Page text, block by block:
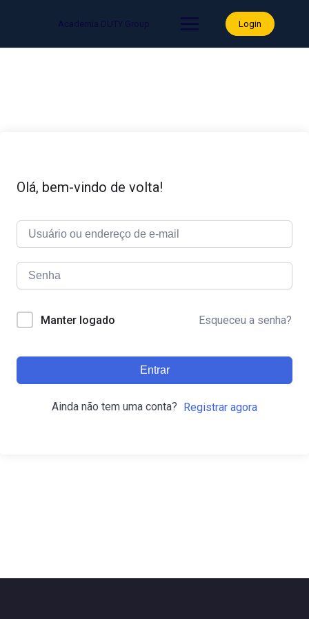
Academia DUTY Group Login
Olá, bem-vindo de volta!
Manter logado Esqueceu a senha?
Entrar
Ainda não tem uma conta? Registrar agora